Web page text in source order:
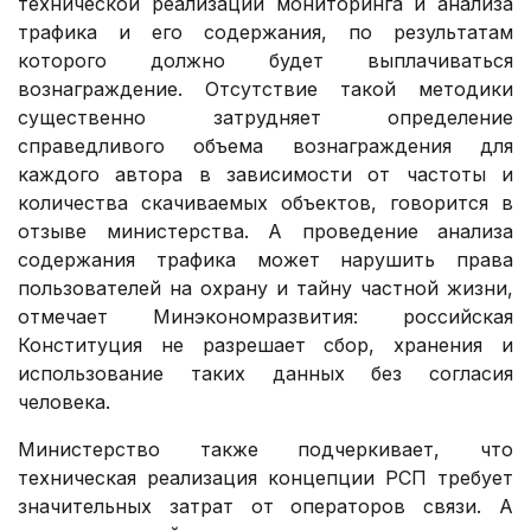
трафика и его содержания, по результатам
которого должно будет выплачиваться
вознаграждение. Отсутствие такой методики
существенно затрудняет определение
справедливого объема вознаграждения для
каждого автора в зависимости от частоты и
количества скачиваемых объектов, говорится в
отзыве министерства. А проведение анализа
содержания трафика может нарушить права
пользователей на охрану и тайну частной жизни,
отмечает Минэкономразвития: российская
Конституция не разрешает сбор, хранения и
использование таких данных без согласия
человека.
Министерство также подчеркивает, что
техническая реализация концепции РСП требует
значительных затрат от операторов связи. А